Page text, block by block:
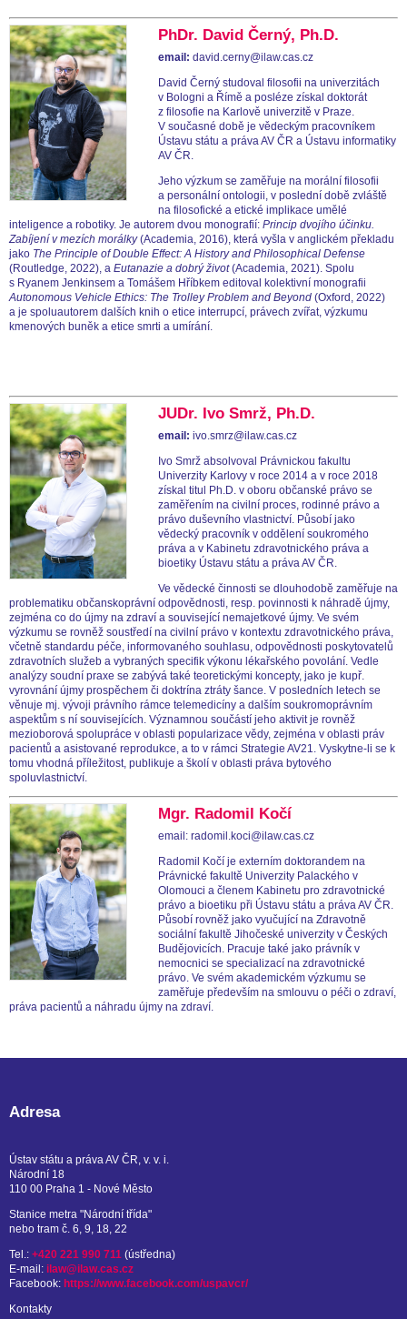
PhDr. David Černý, Ph.D.
email: david.cerny@ilaw.cas.cz
David Černý studoval filosofii na univerzitách
v Bologni a Římě a posléze získal doktorát
z filosofie na Karlově univerzitě v Praze.
V současné době je vědeckým pracovníkem
Ústavu státu a práva AV ČR a Ústavu informatiky
AV ČR.
Jeho výzkum se zaměřuje na morální filosofii
a personální ontologii, v poslední době zvláště
na filosofické a etické implikace umělé
inteligence a robotiky. Je autorem dvou monografií: Princip dvojího účinku.
Zabíjení v mezích morálky(Academia, 2016), která vyšla v anglickém překladu
jako The Principle of Double Effect: A History and Philosophical Defense
(Routledge, 2022), a Eutanazie a dobrý život(Academia, 2021). Spolu
s Ryanem Jenkinsem a Tomášem Hříbkem editoval kolektivní monografii
Autonomous Vehicle Ethics: The Trolley Problem and Beyond (Oxford, 2022)
a je spoluautorem dalších knih o etice interrupcí, právech zvířat, výzkumu
kmenových buněk a etice smrti a umírání.
JUDr. Ivo Smrž, Ph.D.
email: ivo.smrz@ilaw.cas.cz
Ivo Smrž absolvoval Právnickou fakultu
Univerzity Karlovy v roce 2014 a v roce 2018
získal titul Ph.D. v oboru občanské právo se
zaměřením na civilní proces, rodinné právo a
právo duševního vlastnictví. Působí jako
vědecký pracovník v oddělení soukromého
práva a v Kabinetu zdravotnického práva a
bioetiky Ústavu státu a práva AV ČR.
Ve vědecké činnosti se dlouhodobě zaměřuje na
problematiku občanskoprávní odpovědnosti, resp. povinnosti k náhradě újmy,
zejména co do újmy na zdraví a související nemajetkové újmy. Ve svém
výzkumu se rovněž soustředí na civilní právo v kontextu zdravotnického práva,
včetně standardu péče, informovaného souhlasu, odpovědnosti poskytovatelů
zdravotních služeb a vybraných specifik výkonu lékařského povolání. Vedle
analýzy soudní praxe se zabývá také teoretickými koncepty, jako je kupř.
vyrovnání újmy prospěchem či doktrína ztráty šance. V posledních letech se
věnuje mj. vývoji právního rámce telemedicíny a dalším soukromoprávním
aspektům s ní souvisejících. Významnou součástí jeho aktivit je rovněž
mezioborová spolupráce v oblasti popularizace vědy, zejména v oblasti práv
pacientů a asistované reprodukce, a to v rámci Strategie AV21. Vyskytne-li se k
tomu vhodná příležitost, publikuje a školí v oblasti práva bytového
spoluvlastnictví.
Mgr. Radomil Kočí
email: radomil.koci@ilaw.cas.cz
Radomil Kočí je externím doktorandem na
Právnické fakultě Univerzity Palackého v
Olomouci a členem Kabinetu pro zdravotnické
právo a bioetiku při Ústavu státu a práva AV ČR.
Působí rovněž jako vyučující na Zdravotně
sociální fakultě Jihočeské univerzity v Českých
Budějovicích. Pracuje také jako právník v
nemocnici se specializací na zdravotnické
právo. Ve svém akademickém výzkumu se
zaměřuje především na smlouvu o péči o zdraví,
práva pacientů a náhradu újmy na zdraví.
Adresa
Ústav státu a práva AV ČR, v. v. i.
Národní 18
110 00 Praha 1 - Nové Město
Stanice metra "Národní třída"
nebo tram č. 6, 9, 18, 22
Tel.: +420 221 990 711 (ústředna)
E-mail: ilaw@ilaw.cas.cz
Facebook: https://www.facebook.com/uspavcr/
Kontakty